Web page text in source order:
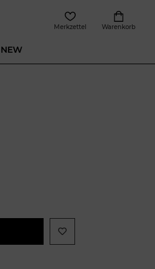
NEW
Merkzettel Warenkorb